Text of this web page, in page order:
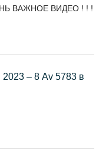
ВАЖНОЕ ВИДЕО ! ! !
– 8 Av 5783 в